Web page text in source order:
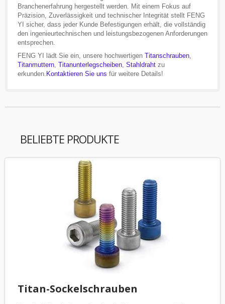
Branchenerfahrung hergestellt werden. Mit einem Fokus auf
Präzision, Zuverlässigkeit und technischer Integrität stellt FENG
YI sicher, dass jeder Kunde Befestigungen erhält, die vollständig
den ingenieurtechnischen und leistungsbezogenen Anforderungen
entsprechen.
FENG YI lädt Sie ein, unsere hochwertigen Titanschrauben,
Titanmuttern, Titanunterlegscheiben, Stahldraht zu
erkunden. Kontaktieren Sie uns für weitere Details!
BELIEBTE PRODUKTE
Titan-Sockelschrauben